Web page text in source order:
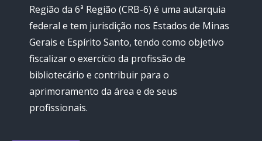
Região da 6ª Região (CRB-6) é uma autarquia
federal e tem jurisdição nos Estados de Minas
Gerais e Espírito Santo, tendo como objetivo
fiscalizar o exercício da profissão de
bibliotecário e contribuir para o
aprimoramento da área e de seus
profissionais.